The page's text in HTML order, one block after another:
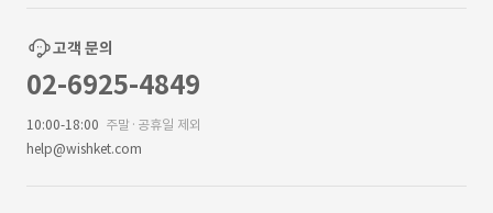
고객 문의
02-6925-4849
10:00-18:00 주말·공휴일 제외
help@wishket.com